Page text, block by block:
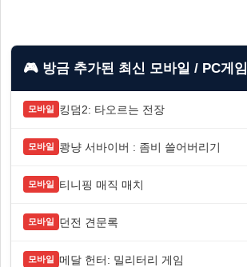
🎮 방금 추가된 최신 모바일 / PC게임
모바일 킹덤2: 타오르는 전장
모바일 쾅냥 서바이버 : 좀비 쓸어버리기
모바일 티니핑 매직 매치
모바일 던전 견문록
모바일 메달 헌터: 밀리터리 게임